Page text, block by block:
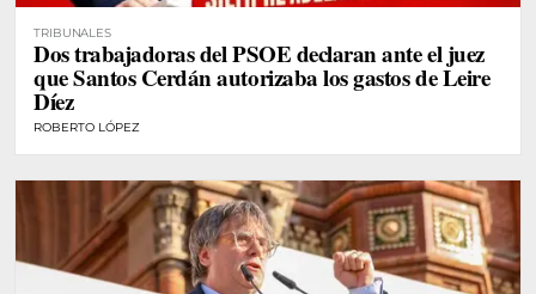
TRIBUNALES
Dos trabajadoras del PSOE declaran ante el juez
que Santos Cerdán autorizaba los gastos de Leire
Díez
ROBERTO LÓPEZ